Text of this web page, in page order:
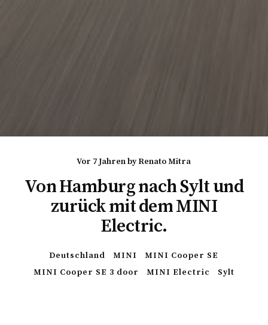
vor 7 JahrenbyRenato Mitra
Von Hamburg nach Sylt und
zurück mit dem MINI
Electric.
Deutschland MINI
MINI Cooper SE
MINI Cooper SE 3 door
MINI Electric Sylt